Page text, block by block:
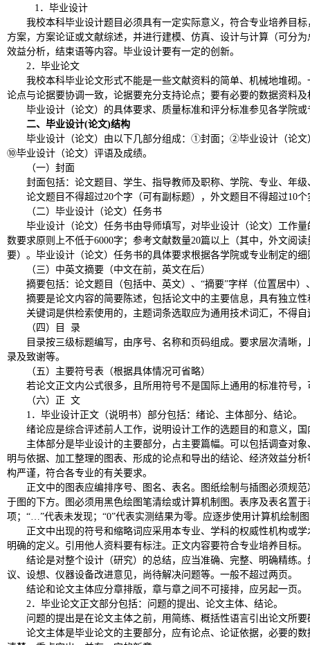
1 ．毕业设计
我校本科毕业设计题目必须具有一定实际意义，符合专业培养目
方案，方案论证或文献综述，并进行建模、仿真、设计与计算（可分
效益分析，结束语等内容。毕业设计要有一定的创新。
2．毕业论文
我校本科毕业论文形式不能是一些文献资料的简单、机械地堆砌
论点与论据要协调一致，论据要充分支持论点；要有必要的数据资料
毕业设计（论文）的具体要求、质量标准和评分标准参见各学院
二、毕业设计(论文)结构
毕业设计（论文）由以下几部分组成： ①封面； ②毕业设计（论文
⑩毕业设计（论文）评语及成绩。
（一）封面
封面包括：论文题目、学生、指导教师及职称、学院、专业、年
论文题目不得超过20个字（可有副标题），外文题目不得超过10个
（二）毕业设计（论文）任务书
毕业设计（论文）任务书由导师填写，对毕业设计（论文）工作
数要求原则上不低于6000字；参考文献数量20篇以上（其中，外文阅读
要）。毕业设计（论文）任务书的具体要求根据各学院或专业制定的
（三）中英文摘要（中文在前，英文在后）
摘要包括：论文题目（包括中、英文）、 “摘要”字样（位置居中）
摘要是论文内容的简要陈述，包括论文中的主要信息，具有独立
关键词是供检索使用的，主题词条选取应为通用技术词汇，不得
（四）目
录
目录按三级标题编写，由序号、名称和页码组成。要求层次清晰
录及致谢等。
（五）主要符号表（根据具体情况可省略）
若论文正文内公式很多，且所用符号不是国际上通用的标准符号
（六）正 文
1 ．毕业设计正文（说明书）部分包括：绪论、主体部分、结论。
绪论应是综合评述前人工作，说明设计工作的选题目的和意义，
主体部分是毕业设计的主要部分，占主要篇幅。可以包括调查对
明与依据、加工整理的图表、形成的论点和导出的结论、经济效益分
构严谨，符合各专业的有关要求。
正文中的图表应编排序号、图名、表名。图纸绘制与插图必须规
于图的下方。图必须用黑色绘图笔清绘或计算机制图。表序及表名置
项； “…”代表未发现； “0”代表实测结果为零。应逐步使用计算机绘制
正文中出现的符号和缩略词应采用本专业、学科的权威性机构或
明确的定义。引用他人资料要有标注。正文内容要符合专业培养目标。
结论是对整个设计（研究）的总结，应当准确、完整、明确精练
议、设想、仪器设备改进意见，尚待解决问题等。一般不超过两页。
结论和论文主体应分章排版，章与章之间不可接排，应另起一页。
2．毕业论文正文部分包括：问题的提出、论文主体、结论。
问题的提出是在论文主体之前，用简练、概括性语言引出论文所
论文主体是毕业论文的主要部分，应有论点、论证依据，必要的